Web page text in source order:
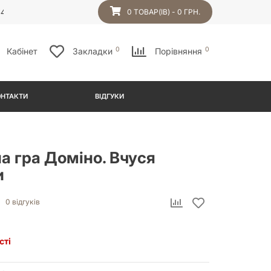
0 ТОВАР(ІВ) - 0 ГРН.
Кабінет Закладки 0 Порівняння 0
ВІДГУКИ
гра Доміно. Вчуся
0 відгуків